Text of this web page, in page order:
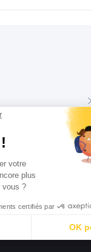
votre
plus
vous ?
certifiés par
OK